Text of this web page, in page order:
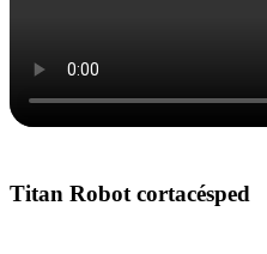
Titan Robot cortacésped